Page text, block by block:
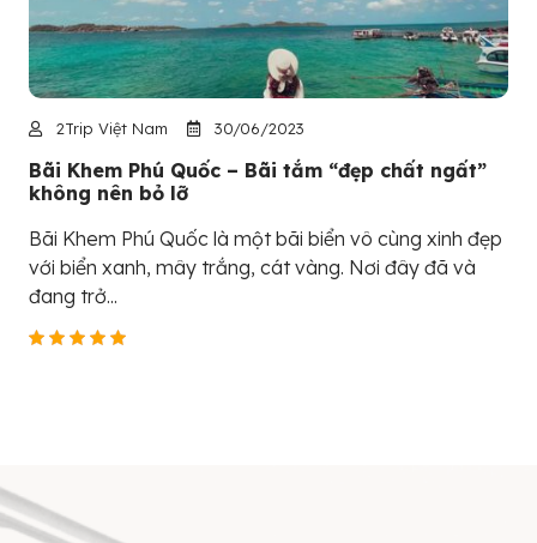
2Trip Việt Nam 30/06/2023
Bãi Khem Phú Quốc – Bãi tắm “đẹp chất ngất”
không nên bỏ lỡ
Bãi Khem Phú Quốc là một bãi biển vô cùng xinh đẹp
với biển xanh, mây trắng, cát vàng. Nơi đây đã và
đang trở...